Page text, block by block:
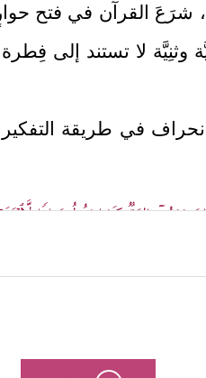
شرَعَ القرآن في فتح
وثنِيَّة لا تستند إلى
في طريقة
ءَالِهَةࣱ كَمَا یَقُولُونَ إِذࣰا
أثرُ هذا الاضطراب